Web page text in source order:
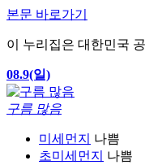
본문 바로가기
이 누리집은 대한민국
08.9(일)
구름 많음
미세먼지
나쁨
초미세먼지
나쁨